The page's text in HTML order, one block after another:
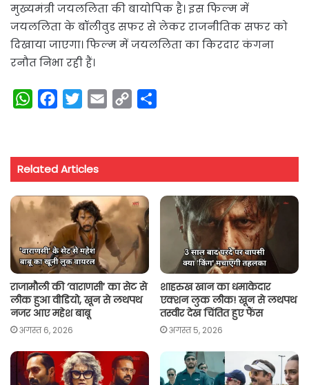
मुख्यमंत्री जयललिता की बायोपिक है। इस फिल्म में
जयललिता के बॉलीवुड सफर से लेकर राजनीतिक सफर को
दिखाया जाएगा। फिल्म में जयललिता का किरदार कंगना
रनौत निभा रही हैं।
W
t
s
A
p
p
e
b
o
o
k
t
t
e
r
i
y
i
k
r
Related Articles
राजामौली की ‘वाराणसी’ का सेट से
लीक हुआ वीडियो, खून से लथपथ
नजर आए महेश बाबू
अगस्त 6, 2026
शाहरुख खान का धमाकेदार
एक्शन लुक लीक! खून से लथपथ
तस्वीर देख चिंतित हुए फैंस
अगस्त 5, 2026